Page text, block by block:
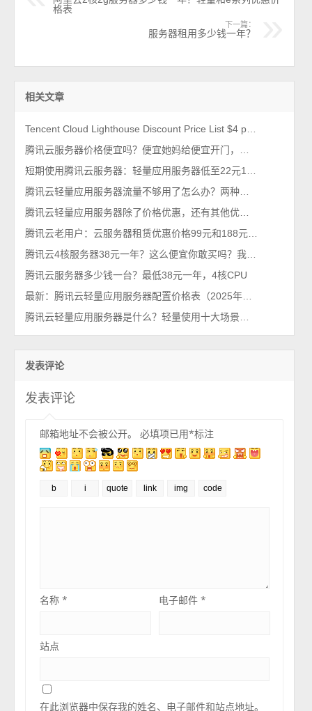
格表
下一篇：
服务器租用多少钱一年？
相关文章
腾讯云服务器多少钱一台？最低38元一年，4核CPU
发表评论
发表评论
邮箱地址不会被公开。 必填项已用*标注
名称* 电子邮件*
站点
在此浏览器中保存我的姓名、电子邮件和站点地址。